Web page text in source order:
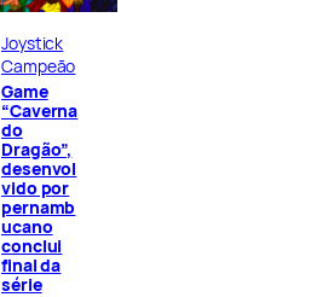
Joystick
Campeão
Game
“Caverna
do
Dragão”,
desenvol
vido por
pernamb
ucano
conclui
final da
série